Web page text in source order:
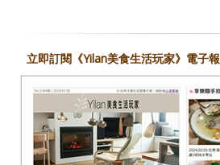
立即訂閱《Yilan美食生活玩家》電子報